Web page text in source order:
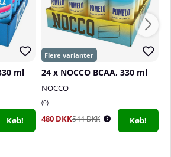
ml
Køb!
24 x NOCCO BCAA, 330 ml
NOCCO
0
480 DKK544 DKK Køb!